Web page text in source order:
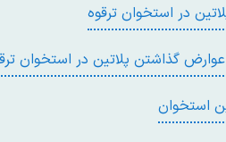
در استخوان ترقوه
گذاشتن پلاتین در استخوان
استخوان